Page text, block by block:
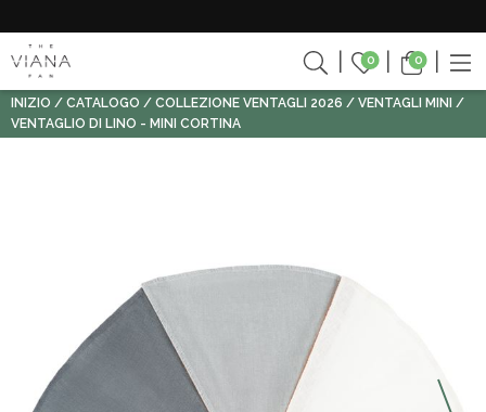
0 0
INIZIO CATALOGO COLLEZIONE VENTAGLI 2026
VENTAGLI MINI
VENTAGLIO DI LINO - MINI CORTINA